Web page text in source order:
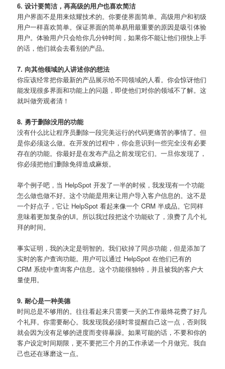
6. 设计要简洁，再高级的用户也喜欢简洁
用户界面不是用来炫耀技术的。你要使界面简单。高级用户和初级
用户一样喜欢简单。保证界面的简单易用最重要的原因是吸引体验
用户。体验用户只会给你几分钟时间，如果你不能让他们很快上手
的话，他们就会去看别的产品。
7. 向其他领域的人讲述你的想法
你应该经常把你最新的产品展示给不同领域的人看。你会惊讶他们
能发现很多界面和功能上的问题，即使他们对你的领域不了解。这
就叫做旁观者清！
8. 勇于删除没用的功能
没有什么比让程序员删除一段完美运行的代码更痛苦的事情了。但
是你必须这么做。在开发的过程中，你会意识到一些完全没有必要
存在的功能。你最好是在发布产品之前发现它们。一旦你发现了，
你必须把他们删除免得造成麻烦。
举个例子吧，当 HelpSpot 开发了一半的时候，我发现有一个功能
怎么做也做不好。这个功能是用来让用户导入客户信息的。这不是
一个好点子，它让 HelpSpot 看起来像一个 CRM 半成品。它同样
意味着更加复杂的UI。所以我过段把这个功能砍了，浪费了几个礼
拜的时间。
事实证明，我的决定是明智的。我们砍掉了同步功能，但是添加了
实时的客户查询功能。用户可以通过 HelpSpot 在他们已有的
CRM 系统中查询客户信息。这个功能很独特，并且被我的客户大
量使用。
9. 耐心是一种美德
时间总是不够用的。往往看起来只需要一天的工作最终花费了好几
个礼拜。你需要耐心。我发现我必须时常提醒自己这一点，否则我
就会因为没有足够的进度而变得暴躁。如果可能的话，不要和你的
客户设定时间期限，更不要把三个月的工作承诺一个月做完。我自
己也还在琢磨这一点。